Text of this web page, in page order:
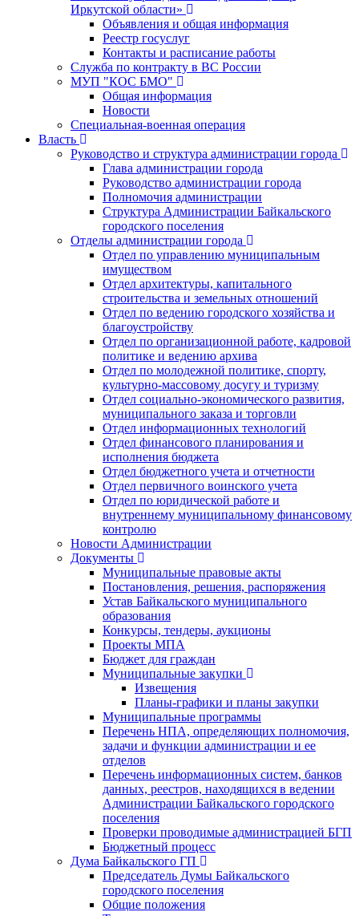
Иркутской области»
Объявления и общая информация
Реестр госуслуг
Контакты и расписание работы
Служба по контракту в ВС России
МУП "КОС БМО"
Общая информация
Новости
Специальная-военная операция
Власть
Руководство и структура администрации города
Глава администрации города
Руководство администрации города
Полномочия администрации
Структура Администрации Байкальского
городского поселения
Отделы администрации города
Отдел по управлению муниципальным
имуществом
Отдел архитектуры, капитального
строительства и земельных отношений
Отдел по ведению городского хозяйства и
благоустройству
Отдел по организационной работе, кадровой
политике и ведению архива
Отдел по молодежной политике, спорту,
культурно-массовому досугу и туризму
Отдел социально-экономического развития,
муниципального заказа и торговли
Отдел информационных технологий
Отдел финансового планирования и
исполнения бюджета
Отдел бюджетного учета и отчетности
Отдел первичного воинского учета
Отдел по юридической работе и
внутреннему муниципальному финансовому
контролю
Новости Администрации
Документы
Муниципальные правовые акты
Постановления, решения, распоряжения
Устав Байкальского муниципального
образования
Конкурсы, тендеры, аукционы
Проекты МПА
Бюджет для граждан
Муниципальные закупки
Извещения
Планы-графики и планы закупки
Муниципальные программы
Перечень НПА, определяющих полномочия,
задачи и функции администрации и ее
отделов
Перечень информационных систем, банков
данных, реестров, находящихся в ведении
Администрации Байкальского городского
поселения
Проверки проводимые администрацией БГП
Бюджетный процесс
Дума Байкальского ГП
Председатель Думы Байкальского
городского поселения
Общие положения